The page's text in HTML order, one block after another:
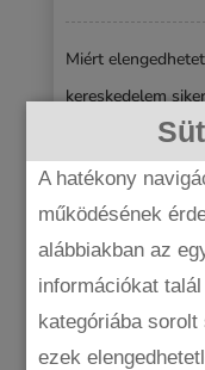
A hatékony
működésének
alábbiakban az
információkat
kategóriába
ezek
Miért
kereskedelem
KATEGÓRIÁK
Kategóriák